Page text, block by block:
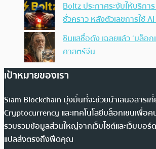
Boltz ประกาศระงับให้บริกา
ชั่วคราว หลังตัวเลขการใช้
ซินแสชื่อดัง เฉลยแล้ว ‘บล็อก
ศาสตร์จีน
เป้าหมายของเรา
Siam Blockchain มุ่งมั่นที่จะช่วยนำเสนอสารเ
Cryptocurrency และเทคโนโลยีบล็อกเชนเพื่อค
รวบรวมข้อมูลส่วนใหญ่จากเว็บไซต์และเว็บบอร์
แปลส่งตรงถึงฟีดคุณ